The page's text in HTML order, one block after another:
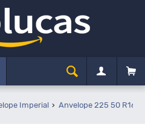
Imperial Anvelope 225 50 R16